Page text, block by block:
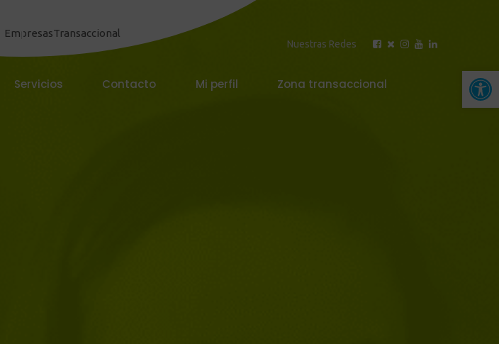
Abrir
EmpresasTransaccional
Nuestras Redes
Servicios Contacto Mi perfil Zona transaccional